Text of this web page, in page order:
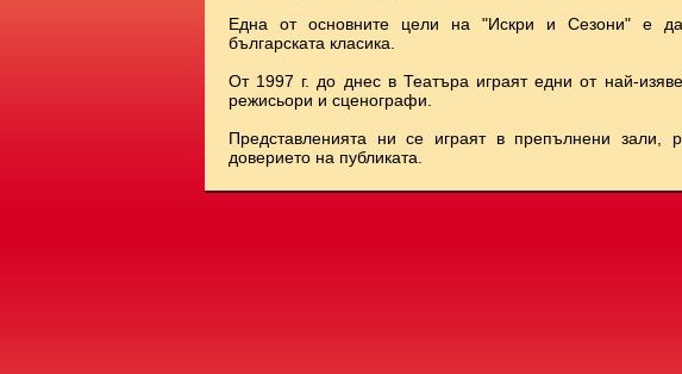
Една от основните цели на "Искри и Сезони" е
българската класика.
От 1997 г. до днес в Театъра играят едни от най-
режисьори и сценографи.
Представленията ни се играят в препълнени зали,
доверието на публиката.